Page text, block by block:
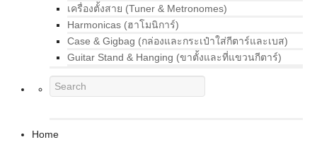
เครื่องตั้งสาย (Tuner & Metronomes)
Harmonicas (ฮาโมนิการ์)
Case & Gigbag (กล่องและกระเป๋าใส่กีตาร์และเบส)
Guitar Stand & Hanging (ขาตั้งและที่แขวนกีตาร์)
Home